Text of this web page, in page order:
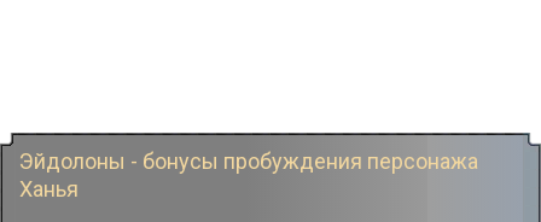
Эйдолоны - бонусы пробуждения персонажа
Ханья